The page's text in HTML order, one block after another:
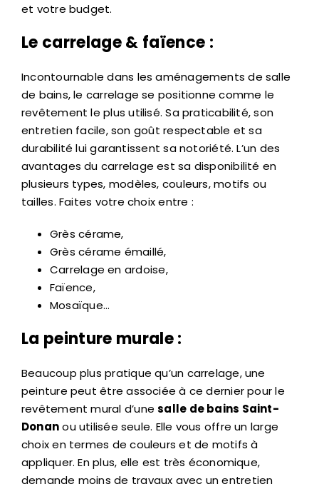
et votre budget.
Le carrelage & faïence :
Incontournable dans les aménagements de salle
de bains, le carrelage se positionne comme le
revêtement le plus utilisé. Sa praticabilité, son
entretien facile, son goût respectable et sa
durabilité lui garantissent sa notoriété. L’un des
avantages du carrelage est sa disponibilité en
plusieurs types, modèles, couleurs, motifs ou
tailles. Faites votre choix entre :
Grès cérame,
Grès cérame émaillé,
Carrelage en ardoise,
Faïence,
Mosaïque…
La peinture murale :
Beaucoup plus pratique qu’un carrelage, une
peinture peut être associée à ce dernier pour le
revêtement mural d’unesalle de bains Saint-
Donanou utilisée seule. Elle vous offre un large
choix en termes de couleurs et de motifs à
appliquer. En plus, elle est très économique,
demande moins de travaux avec un entretien